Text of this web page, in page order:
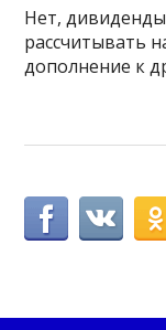
Нет,
рассчитывать
дополнение к